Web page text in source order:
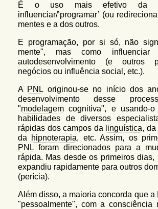
É o uso mais efetivo da
influenciar/’programar’ (ou
mentes e a dos outros.
E programação, por si só, não
mente", mas como
autodesenvolvimento (e outros
negócios ou influência social, etc.).
A PNL originou-se no início dos
desenvolvimento desse
"modelagem cognitiva", e usando-
habilidades de diversos
rápidas dos campos da linguística, da
da hipnoterapia, etc. Assim, os
PNL foram direcionados para a
rápida. Mas desde os primeiros dias,
expandiu rapidamente para outros
(perícia).
Além disso, a maioria concorda que a
"pessoalmente", com a consciência